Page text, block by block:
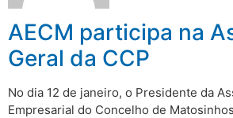
AECM participa na
Geral da CCP
No dia 12 de janeiro, o Presidente da
Empresarial do Concelho de